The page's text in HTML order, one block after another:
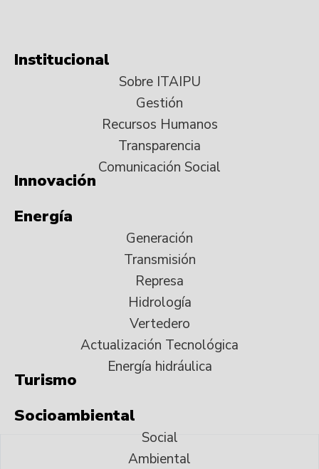
Institucional
Sobre ITAIPU
Gestión
Recursos Humanos
Transparencia
Comunicación Social
Innovación
Energía
Generación
Transmisión
Represa
Hidrología
Vertedero
Actualización Tecnológica
Energía hidráulica
Turismo
Socioambiental
Social
Ambiental